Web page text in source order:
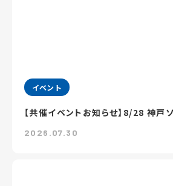
イベント
【共催イベントお知らせ】8/28 神戸
2026.07.30